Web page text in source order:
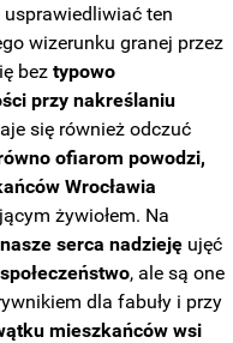
usprawiedliwiać ten
wizerunku granej przez
beztypowo
przy nakreślaniu
się również odczuć
ofiarom powodzi,
Wrocławia
żywiołem. Na
serca nadzieję ujęć
, ale są one
dla fabuły i przy
mieszkańców wsi